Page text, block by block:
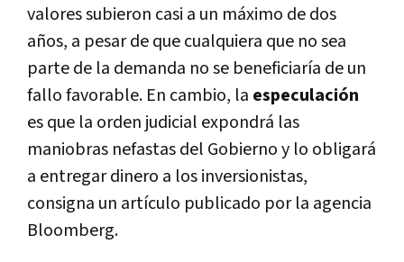
valores subieron casi a un máximo de dos
años, a pesar de que cualquiera que no sea
parte de la demanda no se beneficiaría de un
fallo favorable. En cambio, la especulación
es que la orden judicial expondrá las
maniobras nefastas del Gobierno y lo obligará
a entregar dinero a los inversionistas,
consigna un artículo publicado por la agencia
Bloomberg.